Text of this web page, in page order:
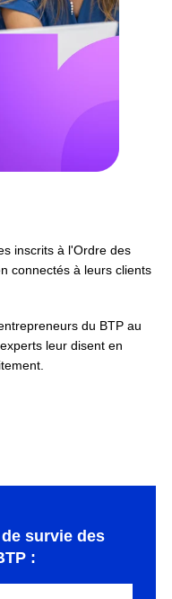
inscrits à l'Ordre des
connectés à leurs clients
du BTP au
leur disent en
survie des
: